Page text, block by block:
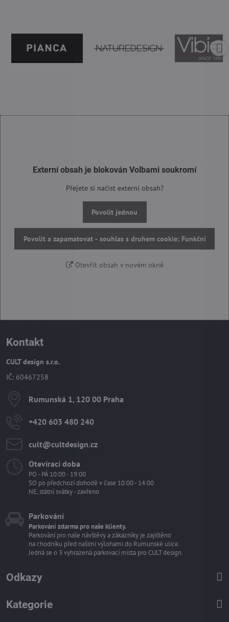
Externí obsah je blokován Volbami soukromí
Přejete si načíst externí obsah?
Povolit jednou
Povolit a zapamatovat - souhlas s druhem cookie: Funkční
Otevřít obsah v novém okně
Kontakt
CULT design s.r.o.
IČ: 60467258
Rumunská 1, 120 00 Praha
+420 603 480 240
cult​@cultdesign​.cz
Otevírací doba
PO - PÁ 10:00 - 19:00
SO po předchozí dohodě v čase 10:00 - 14:00
NE, státní svátky - zavřeno
Parkování
Parkování zdarma pro naše klienty.
Parkování pro naše návštěvy a zákazníky je zajištěno
na chodníku před našimi výlohami do Rumunské ulice.
Jedná se o 3 vyhrazená parkovací místa pro CULT design.
Odkazy
Kategorie